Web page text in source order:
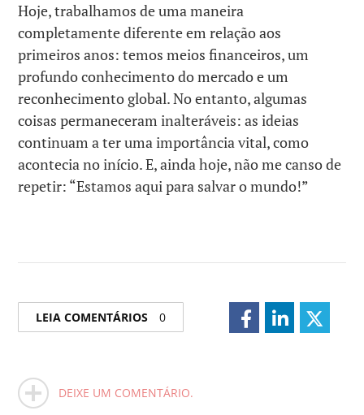
Hoje, trabalhamos de uma maneira
completamente diferente em relação aos
primeiros anos: temos meios financeiros, um
profundo conhecimento do mercado e um
reconhecimento global. No entanto, algumas
coisas permaneceram inalteráveis: as ideias
continuam a ter uma importância vital, como
acontecia no início. E, ainda hoje, não me canso de
repetir: “Estamos aqui para salvar o mundo!”
LEIA COMENTÁRIOS 0
DEIXE UM COMENTÁRIO.